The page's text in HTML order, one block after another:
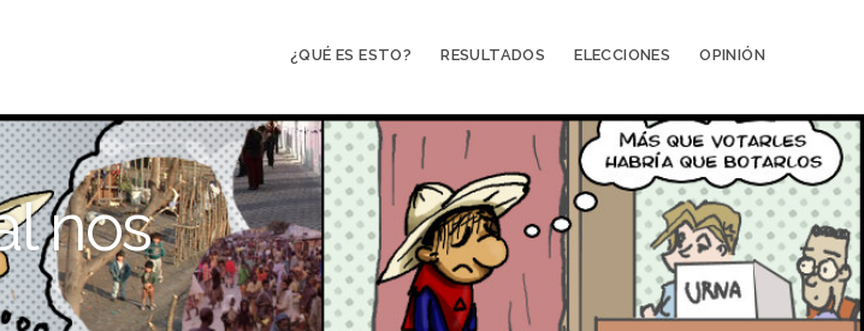
¿QUÉ ES ESTO? RESULTADOS ELECCIONES OPINIÓN
nos